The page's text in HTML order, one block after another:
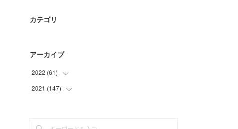
カテゴリ
アーカイブ
2022 (61)
(15
2021 (147)